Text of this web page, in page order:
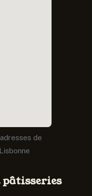
de
pâtisseries